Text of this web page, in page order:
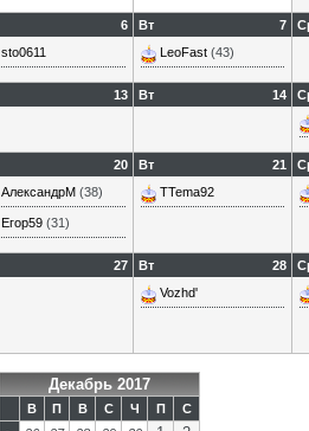
6
sto0611
7
Вт
LeoFast (43)
13 14
Вт
20
АлександрМ (38)
Егор59 (31)
21
Вт
TTema92
27 28
Вт
Vozhd'
Декабрь 2017
В П В С Ч П
С